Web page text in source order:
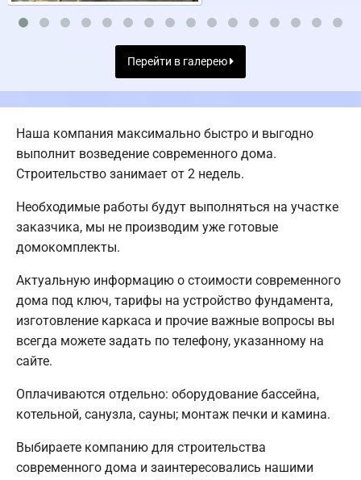
Перейти в галерею
Наша компания максимально быстро и выгодно
выполнит возведение современного дома.
Строительство занимает от 2 недель.
Необходимые работы будут выполняться на участке
заказчика, мы не производим уже готовые
домокомплекты.
Актуальную информацию о стоимости современного
дома под ключ, тарифы на устройство фундамента,
изготовление каркаса и прочие важные вопросы вы
всегда можете задать по телефону, указанному на
сайте.
Оплачиваются отдельно: оборудование бассейна,
котельной, санузла, сауны; монтаж печки и камина.
Выбираете компанию для строительства
современного дома и заинтересовались нашими